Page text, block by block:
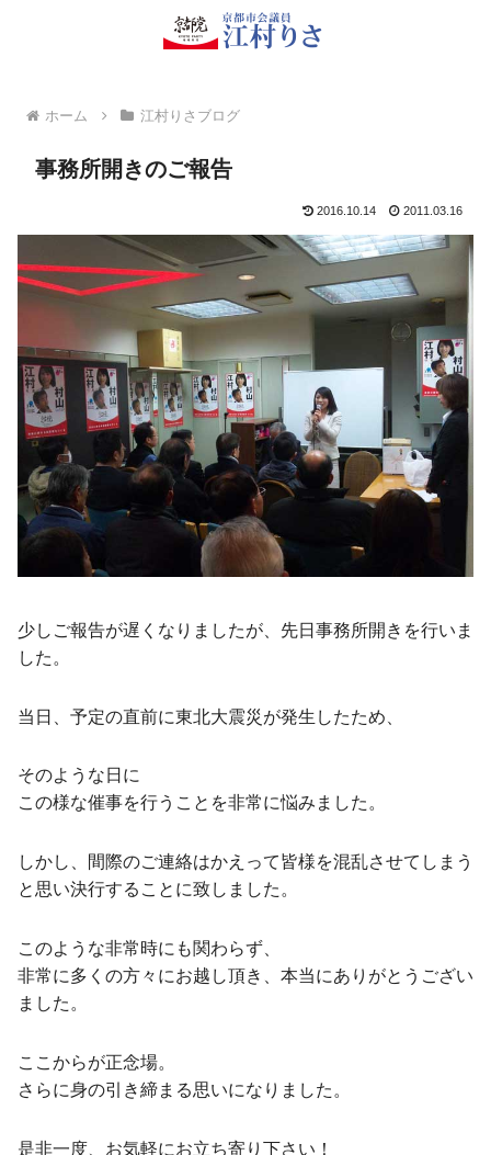
ホーム 江村りさブログ
事務所開きのご報告
2016.10.14 2011.03.16
少しご報告が遅くなりましたが、先日事務所開きを行いま
した。
当日、予定の直前に東北大震災が発生したため、
そのような日に
この様な催事を行うことを非常に悩みました。
しかし、間際のご連絡はかえって皆様を混乱させてしまう
と思い決行することに致しました。
このような非常時にも関わらず、
非常に多くの方々にお越し頂き、本当にありがとうござい
ました。
ここからが正念場。
さらに身の引き締まる思いになりました。
是非一度、お気軽にお立ち寄り下さい！